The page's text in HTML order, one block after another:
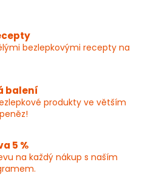
bezlepkovými recepty na
balení
produkty ve větším
5 %
na každý nákup s naším